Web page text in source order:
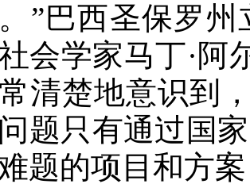
”巴西圣保罗
会学家马丁·阿
清楚地意识到
题只有通过国
题的项目和方